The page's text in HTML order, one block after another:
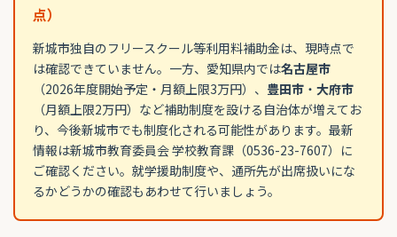
点）
新城市独自のフリースクール等利用料補助金は、現時点で
は確認できていません。一方、愛知県内では名古屋市
（2026年度開始予定・月額上限3万円）、 豊田市 ・ 大府市
（月額上限2万円）など補助制度を設ける自治体が増えてお
り、今後新城市でも制度化される可能性があります。最新
情報は新城市教育委員会 学校教育課（0536-23-7607）に
ご確認ください。就学援助制度や、通所先が出席扱いにな
るかどうかの確認もあわせて行いましょう。